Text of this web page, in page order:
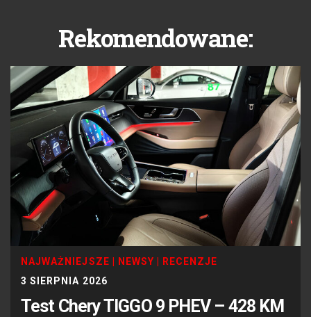
Rekomendowane:
NAJWAŻNIEJSZE NEWSY
RECENZJE
3 SIERPNIA 2026
Test Chery TIGGO 9 PHEV – 428 KM